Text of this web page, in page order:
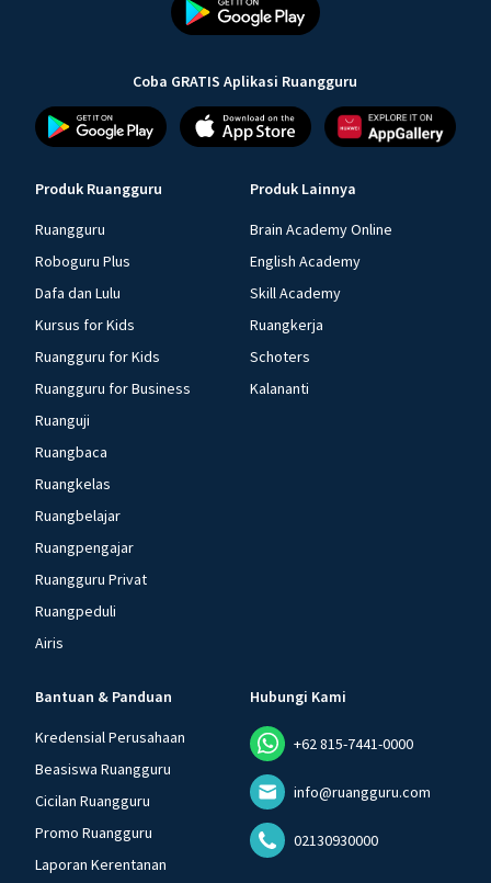
Coba GRATIS Aplikasi Ruangguru
Produk Ruangguru
Ruangguru
Roboguru Plus
Dafa dan Lulu
Kursus for Kids
Ruangguru for Kids
Ruangguru for Business
Ruanguji
Ruangbaca
Ruangkelas
Ruangbelajar
Ruangpengajar
Ruangguru Privat
Ruangpeduli
Airis
Produk Lainnya
Brain Academy Online
English Academy
Skill Academy
Ruangkerja
Schoters
Kalananti
Bantuan & Panduan
Kredensial Perusahaan
Beasiswa Ruangguru
Cicilan Ruangguru
Promo Ruangguru
Laporan Kerentanan
Hubungi Kami
+62 815-7441-0000
info@ruangguru.com
02130930000